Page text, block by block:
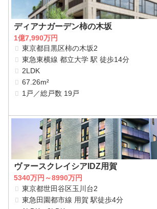
ディアナガーデン柿の木坂
1億7,990万円
東京都目黒区柿の木坂2
東急東横線 都立大学 駅 徒歩14分
2LDK
67.26m²
1戸／総戸数 19戸
ヴァースクレイシアIDZ用賀
5340万円～8990万円
東京都世田谷区玉川台2
東急田園都市線 用賀 駅徒歩4分